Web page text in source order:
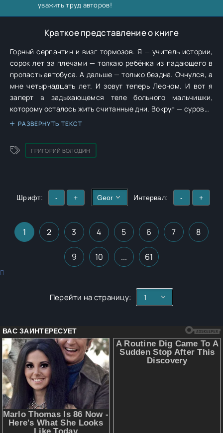
уважить труд авторов!
Краткое представление о книге
Горный серпантин и визг тормозов. Я — учитель истории,
сорок лет за плечами — толкаю ребёнка из падающего в
пропасть автобуса. А дальше — только бездна. Очнулся, а
мне четырнадцать лет. И зовут теперь Леоном. И вот я
заперт в задыхающемся теле больного мальчишки,
которому осталось жить считанные дни. Вокруг — суровое
Училище, где поджарые ровесники уже вострят ножи, а
Но уйти — значит умереть ещё быстрее. Передо мной один
путь: стать Гонцом Королевства. В мире, где знатные роды
тайны и жизни. Что ж. Я двадцать лет учил детей думать,
слушать и находить нестандартные решения. Это я умею
опыт в навыки
РАЗВЕРНУТЬ ТЕКСТ
ГРИГОРИЙ ВОЛОДИН
Шрифт: - + Интервал: - +
1 2 3 4 5 6 7 8
9 10 ... 61
Перейти на страницу: